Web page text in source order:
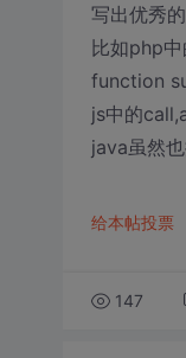
写出优秀
比如php中
function
js中的
java虽然
给本帖投票
147